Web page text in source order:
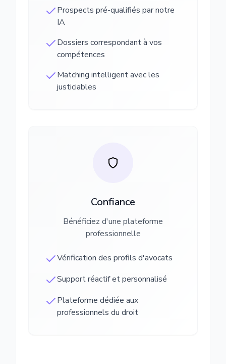
Prospects pré-qualifiés par notre
IA
Dossiers correspondant à vos
compétences
Matching intelligent avec les
justiciables
Confiance
Bénéficiez d'une plateforme
professionnelle
Vérification des profils d'avocats
Support réactif et personnalisé
Plateforme dédiée aux
professionnels du droit